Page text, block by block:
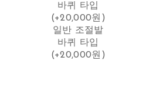
바퀴 타입
(+20,000원)
일반 조절발
바퀴 타입
(+20,000원)